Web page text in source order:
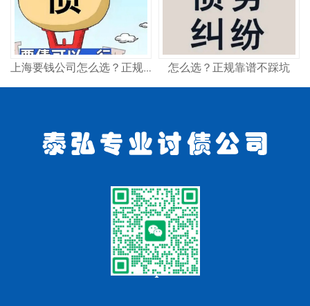
上海要钱公司怎么选？正规讨债机构这样找 怎么选？正规靠谱不踩坑